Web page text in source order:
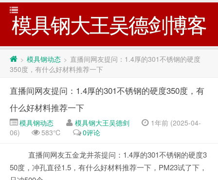
模具钢大王吴德剑博客
> 模具钢动态 > 直播间网友提问：1.4厚的301不锈钢的硬度
350度，有什么好材料推荐一下
直播间网友提问：1.4厚的301不锈钢的硬度350度，有
什么好材料推荐一下
模具钢动态 模具钢大王吴德剑
1年前 (2025-04-
06)
583℃ 0评论
直播间网友五金龙井茶提问：1.4厚的301不锈钢的硬度3
50度，冲孔直径1.5，有什么好材料推荐一下，PM23试了下，